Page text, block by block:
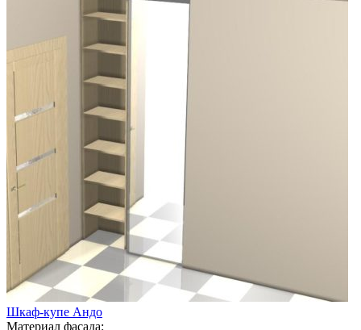
Шкаф-купе Андо
Материал фасада: